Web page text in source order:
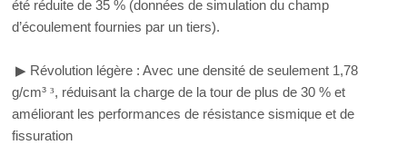
été réduite de 35 % (données de simulation du champ
d’écoulement fournies par un tiers).
▶ Révolution légère : Avec une densité de seulement 1,78
g/cm³³, réduisant la charge de la tour de plus de 30 % et
améliorant les performances de résistance sismique et de
fissuration